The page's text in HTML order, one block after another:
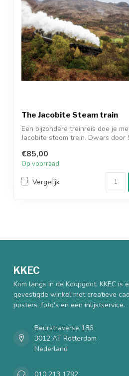
The Jacobite Steam train
Een bijzondere treinreis doe je
Jacobite stoom trein. Dwars door
€85,00
Op voorraad
Vergelijk
KKEC
Kom langs in de Koopgoot. KKEC is
gevestigde winkel met creatieve
posters, foto's en een inlijstservice.
Beurstraverse 186
3012 AT Rotterdam
Nederland